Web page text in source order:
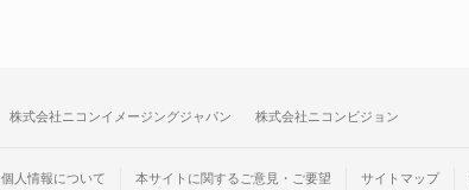
株式会社ニコンイメージングジャパン 株式会社ニコンビジョン
個人情報について 本サイトに関するご意見・ご要望 サイトマップ